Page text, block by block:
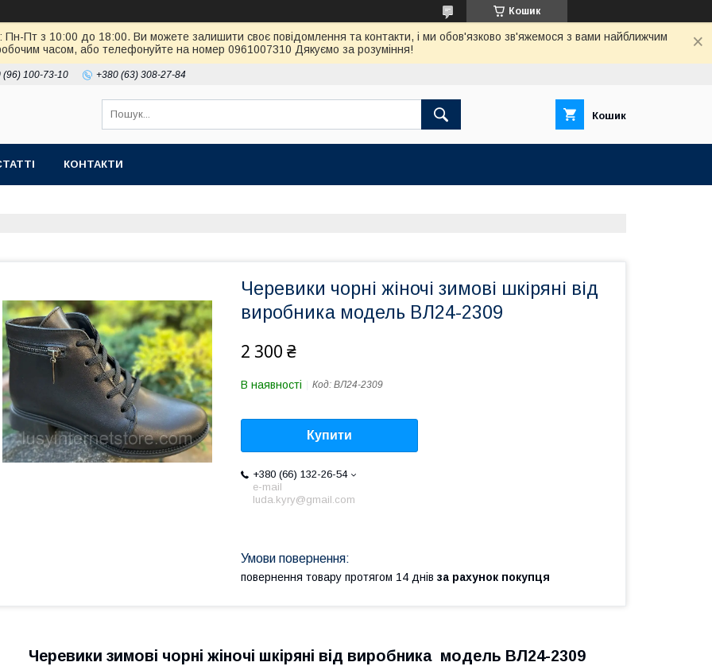
Кошик
Пт з 10:00 до 18:00. Ви можете залишити своє повідомлення та контакти, і ми обов'язково зв'яжемося з вами найближчим
часом, або телефонуйте на номер 0961007310 Дякуємо за розуміння!
(96) 100-73-10 +380 (63) 308-27-84
Кошик
КОНТАКТИ
Черевики чорні жіночі зимові шкіряні від
виробника модель ВЛ24-2309
2 300 ₴
В наявності Код: ВЛ24-2309
Купити
+380 (66) 132-26-54
e-mail
luda.kyry@gmail.com
повернення товару протягом 14 днів за рахунок покупця
Черевики зимові чорні жіночі шкіряні від виробника модель ВЛ24-2309